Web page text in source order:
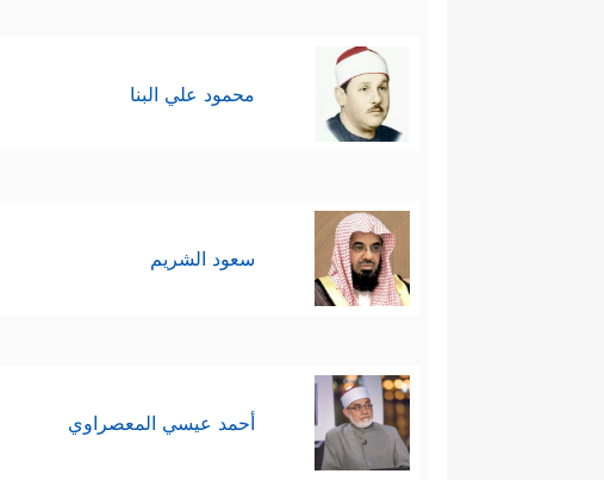
محمود علي البنا
سعود الشريم
أحمد عيسي المعصراوي